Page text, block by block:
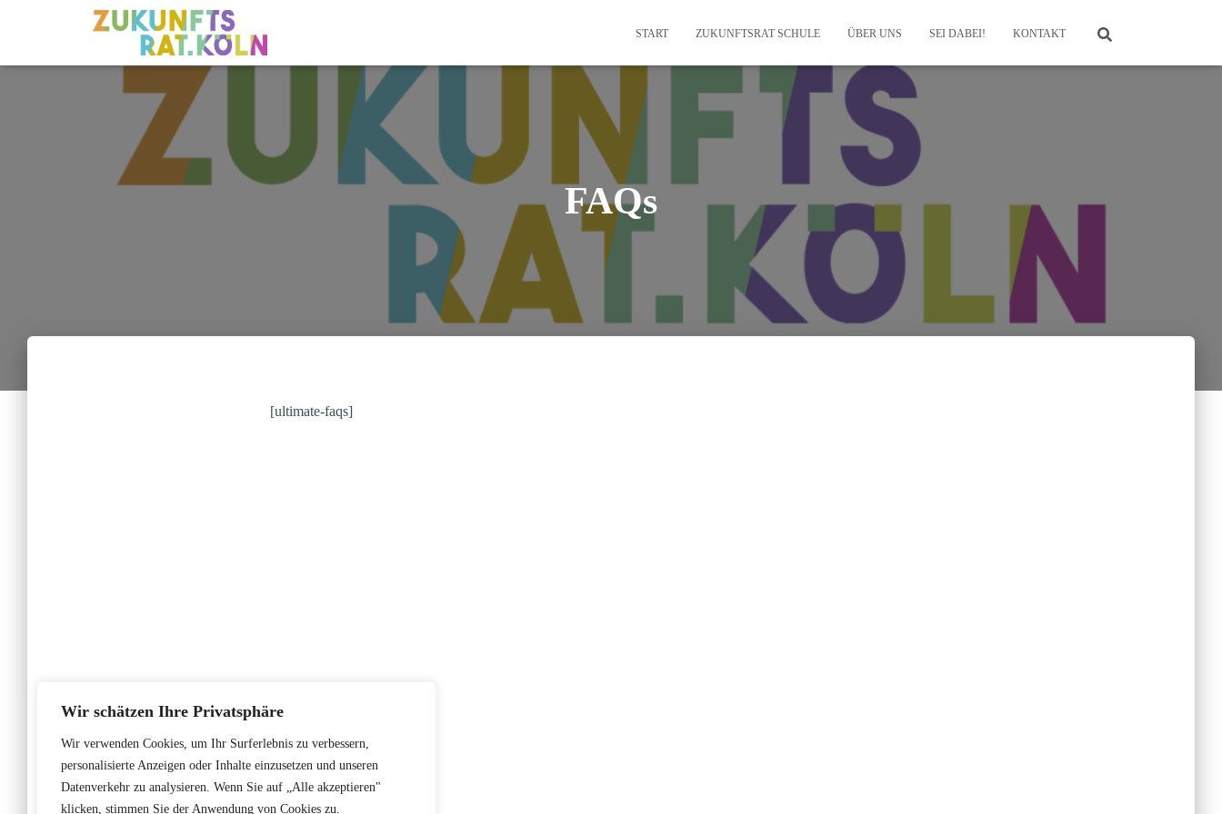
Wir schätzen Ihre Privatsphäre
Wir verwenden Cookies, um Ihr Surferlebnis zu verbessern,
personalisierte Anzeigen oder Inhalte einzusetzen und unseren
Datenverkehr zu analysieren. Wenn Sie auf „Alle akzeptieren"
klicken, stimmen Sie der Anwendung von Cookies zu.
START ZUKUNFTSRAT SCHULE ÜBER UNS SEI DABEI! KONTAKT
FAQs
[ultimate-faqs]